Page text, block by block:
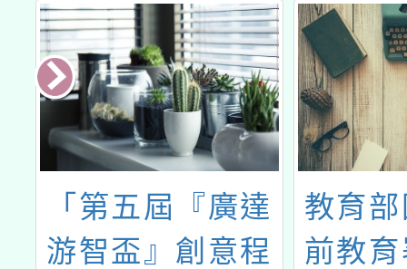
「第五屆『廣達
游智盃』創意程
教育
前教